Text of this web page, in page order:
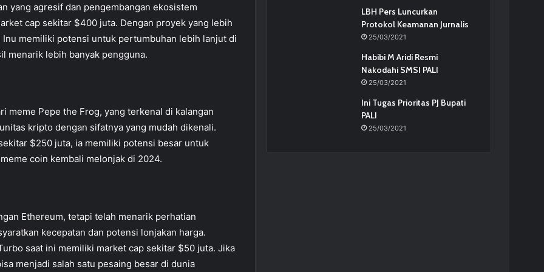
yang agresif dan pengembangan ekosistem
cap sekitar $400 juta. Dengan proyek yang lebih
memiliki potensi untuk pertumbuhan lebih lanjut di
menarik lebih banyak pengguna.
meme Pepe the Frog, yang terkenal di kalangan
kripto dengan sifatnya yang mudah dikenali.
$250 juta, ia memiliki potensi besar untuk
coin kembali melonjak di 2024.
Ethereum, tetapi telah menarik perhatian
kecepatan dan potensi lonjakan harga.
saat ini memiliki market cap sekitar $50 juta. Jika
menjadi salah satu pesaing besar di dunia
LBH Pers Luncurkan
Protokol Keamanan Jurnalis
25/03/2021
Habibi M Aridi Resmi
Nakodahi SMSI PALI
25/03/2021
Ini Tugas Prioritas PJ Bupati
PALI
25/03/2021